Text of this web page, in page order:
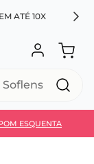
ATÉ 10X
ESQUENTA
extra no